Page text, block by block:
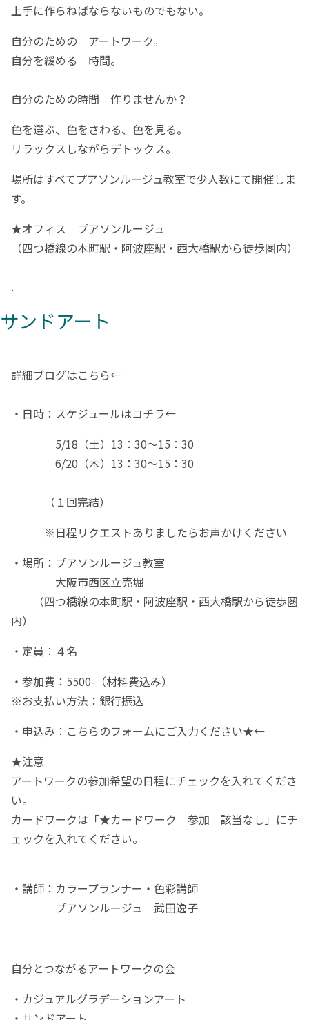
上手に作らねばならないものでもない。
自分のための アートワーク。
自分を緩める 時間。
自分のための時間 作りませんか？
色を選ぶ、色をさわる、色を見る。
リラックスしながらデトックス。
場所はすべてプアソンルージュ教室で少人数にて開催しま
す。
★オフィス プアソンルージュ
（四つ橋線の本町駅・阿波座駅・西大橋駅から徒歩圏内）
.
サンドアート
詳細ブログはこちら←
・日時： スケジュールはコチラ←
5/18（土）13：30～15：30
6/20（木）13：30～15：30
（１回完結）
※日程リクエストありましたらお声かけください
・場所：プアソンルージュ教室
大阪市西区立売堀
（四つ橋線の本町駅・阿波座駅・西大橋駅から徒歩圏
内）
・定員：４名
・参加費：5500-（材料費込み）
※お支払い方法：銀行振込
・申込み：こちらのフォームにご入力ください★←
★注意
アートワークの参加希望の日程にチェックを入れてくださ
い。
カードワークは「★カードワーク 参加 該当なし」にチ
ェックを入れてください。
・講師：カラープランナー・色彩講師
プアソンルージュ 武田逸子
自分とつながるアートワークの会
・カジュアルグラデーションアート